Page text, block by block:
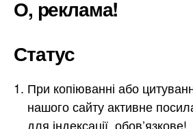
О, реклама!
Статус
При копіюванні або
нашого сайту активне
для індексації, обов’язкове!